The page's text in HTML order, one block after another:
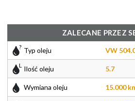
ZALECANE PRZEZ
Typ oleju VW
Ilość oleju 5.7
Wymiana oleju 15.000